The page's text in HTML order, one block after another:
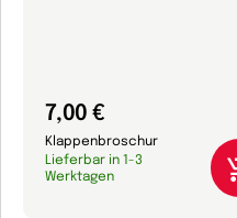
7,00 €
Klappenbroschur
Lieferbar in 1-3
Werktagen